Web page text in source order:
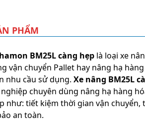
PHẨM
BM25L càng hẹp là loại xe
vận chuyển Pallet hay nâng hạ
nhu cầu sử dụng. Xe nâng BM25L
chuyên dùng nâng hạ hàng
như: tiết kiệm thời gian vận
an toàn.